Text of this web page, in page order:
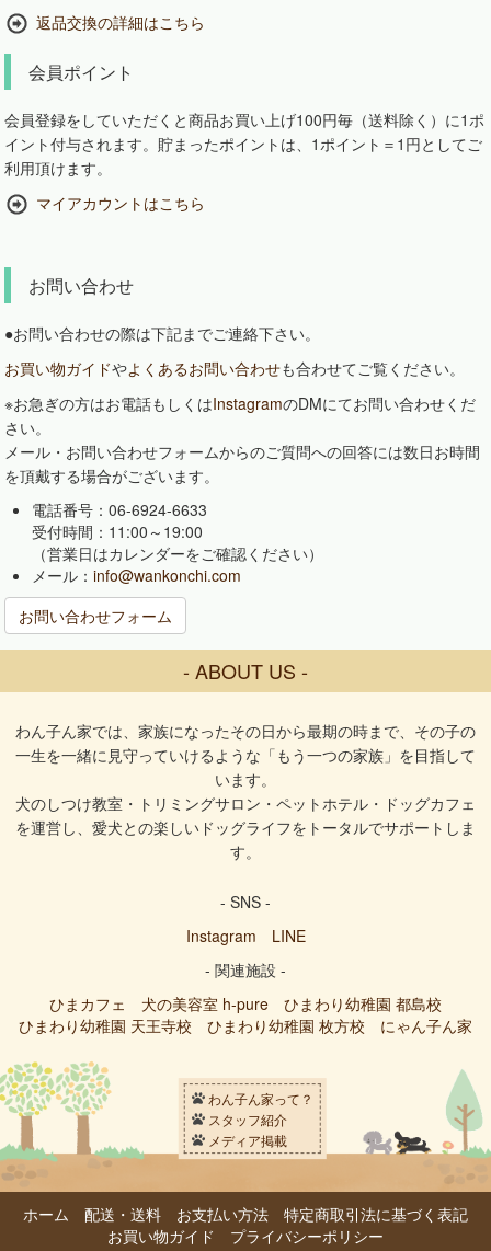
返品交換の詳細はこちら
会員ポイント
会員登録をしていただくと商品お買い上げ100円毎（送料除く）に1ポ
イント付与されます。貯まったポイントは、1ポイント＝1円としてご
利用頂けます。
マイアカウントはこちら
お問い合わせ
●お問い合わせの際は下記までご連絡下さい。
お買い物ガイドやよくあるお問い合わせも合わせてご覧ください。
※お急ぎの方はお電話もしくはInstagramのDMにてお問い合わせくだ
さい。
メール・お問い合わせフォームからのご質問への回答には数日お時間
を頂戴する場合がございます。
電話番号：06-6924-6633
受付時間：11:00～19:00
（営業日はカレンダーをご確認ください）
メール：info@wankonchi.com
お問い合わせフォーム
- ABOUT US -
わん子ん家では、家族になったその日から最期の時まで、その子の
一生を一緒に見守っていけるような「もう一つの家族」を目指して
います。
犬のしつけ教室・トリミングサロン・ペットホテル・ドッグカフェ
を運営し、愛犬との楽しいドッグライフをトータルでサポートしま
す。
- SNS -
Instagram
LINE
- 関連施設 -
ひまカフェ
犬の美容室 h-pure
ひまわり幼稚園 都島校
ひまわり幼稚園 天王寺校
ひまわり幼稚園 枚方校 にゃん子ん家
わん子ん家って？
スタッフ紹介
メディア掲載
ホーム 配送・送料 お支払い方法
特定商取引法に基づく表記
お買い物ガイド
プライバシーポリシー